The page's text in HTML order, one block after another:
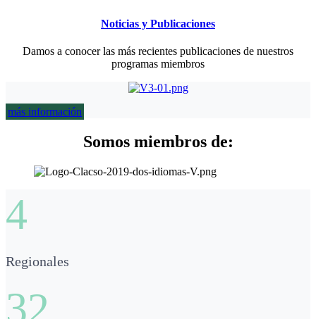
Noticias y Publicaciones
Damos a conocer las más recientes publicaciones de nuestros
programas miembros
más información
Somos miembros de:
4
Regionales
32